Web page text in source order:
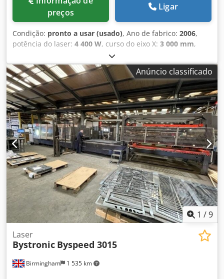
preços
Ligar
Condição: pronto a usar (usado), Ano de fabrico: 2006,
potência do laser: 4 400 W, curso do eixo X: 3 000 mm,
, número de eixos:
máquina Bystronic BySpeed 3015 de 3 eixos foi fabricada
em 2006. Possui um potente ressonador de CO₂ de 4,4 kW
e pode acomodar chapas com dimensões máximas de
3000 x 1500 mm. A máquina inclui 20 posições de palete
para um funcionamento eficiente. Se procura obter
capacidades de corte a laser de alta qualidade, considere
a máquina de corte a laser de CO₂ Bystronic BySpeed 3015
que temos à venda. Contacte-nos para obter mais
informações. Djdpfxszl D N De Aa Rskr
Anúncio classificado
1 /9
Birmingham 1 535 km
Laser
Bystronic Byspeed 3015